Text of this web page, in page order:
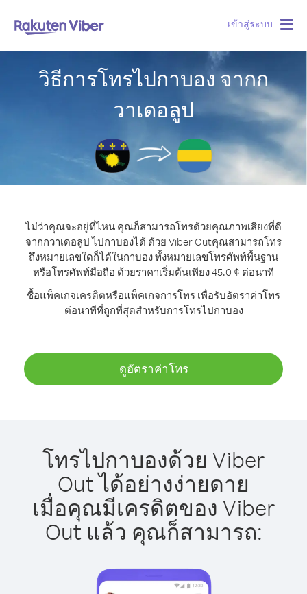
เข้าสู่ระบบ
วิธีการโทรไปกาบอง จากก
วาเดอลูป
ไม่ว่าคุณจะอยู่ที่ไหน คุณก็สามารถโทรด้วยคุณภาพเสียงที่ดี
จากกวาเดอลูป ไปกาบองได้ ด้วย Viber Outคุณสามารถโทร
ถึงหมายเลขใดก็ได้ในกาบอง ทั้งหมายเลขโทรศัพท์พื้นฐาน
หรือโทรศัพท์มือถือ ด้วยราคาเริ่มต้นเพียง 45.0 ¢ ต่อนาที
ซื้อแพ็คเกจเครดิตหรือแพ็คเกจการโทร เพื่อรับอัตราค่าโทร
ต่อนาทีที่ถูกที่สุดสำหรับการโทรไปกาบอง
ดูอัตราค่าโทร
โทรไปกาบองด้วย Viber
Out ได้อย่างง่ายดาย
เมื่อคุณมีเครดิตของ Viber
Out แล้ว คุณก็สามารถ: